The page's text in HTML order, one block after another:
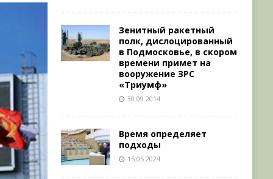
Зенитный ракетный
полк, дислоцированный
в Подмосковье, в скором
времени примет на
вооружение ЗРС
«Триумф»
30.09.2014
Время определяет
подходы
15.05.2024